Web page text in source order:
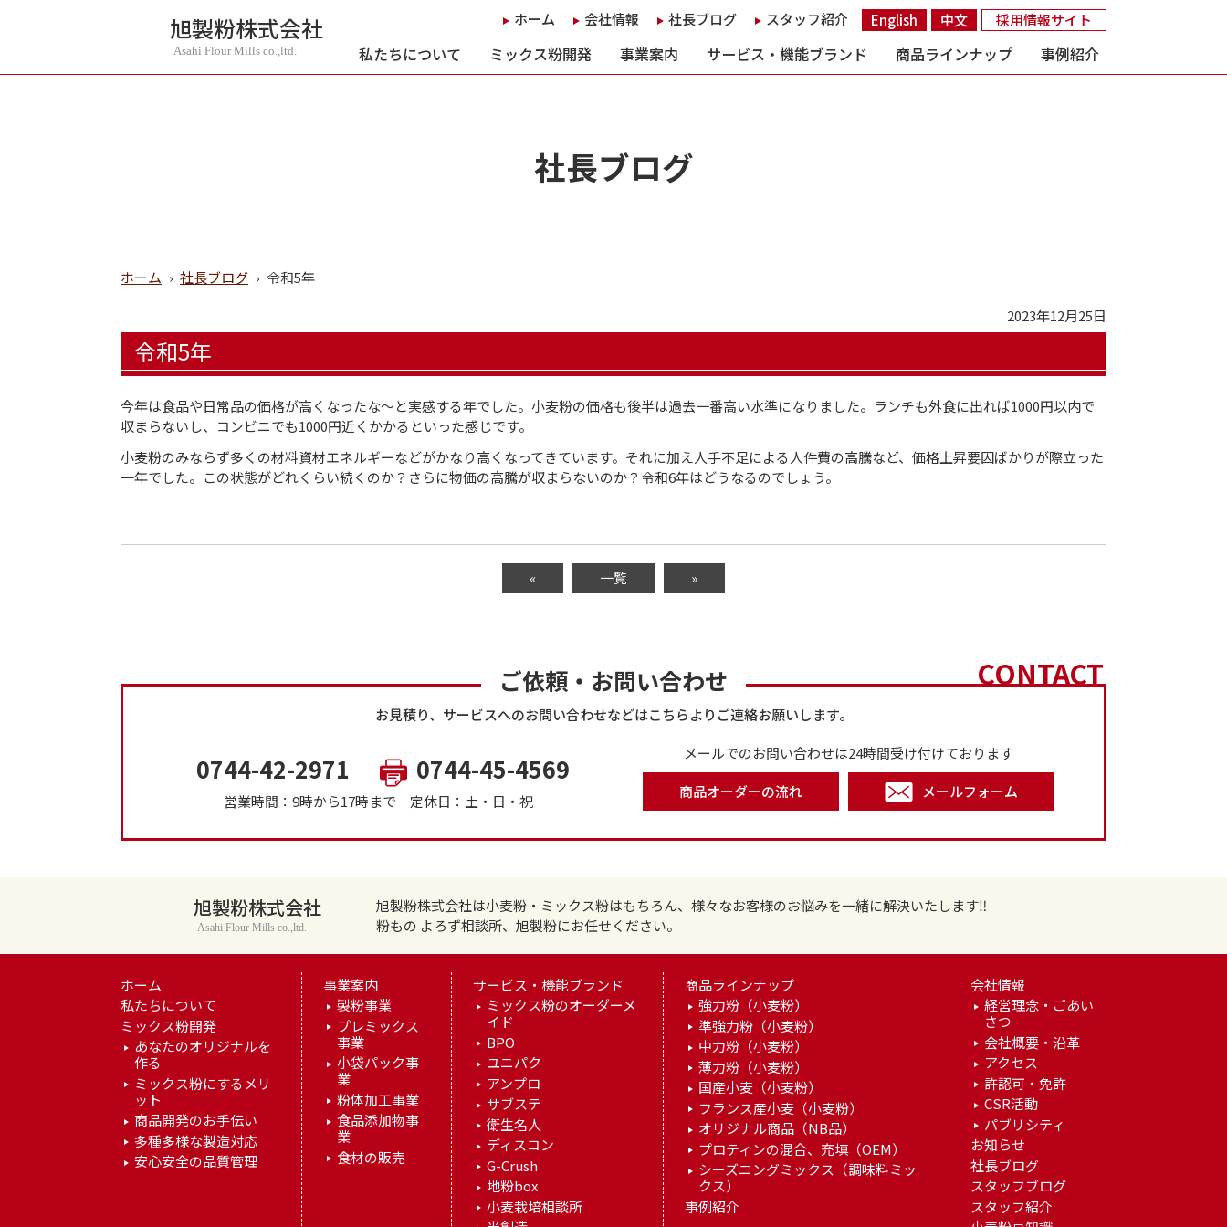
旭製粉株式会社
Asahi Flour Mills co.,ltd.
ホーム 会社情報 社長ブログ スタッフ紹介 English 中文 採用情報サイト
私たちについて ミックス粉開発 事業案内 サービス・機能ブランド 商品ラインナップ 事例紹介
社長ブログ
ホーム › 社長ブログ › 令和5年
2023年12月25日
令和5年
今年は食品や日常品の価格が高くなったな～と実感する年でした。小麦粉の価格も後半は過去一番高い水準になりました。ランチも外食に出れば1000円以内で
収まらないし、コンビニでも1000円近くかかるといった感じです。
小麦粉のみならず多くの材料資材エネルギーなどがかなり高くなってきています。それに加え人手不足による人件費の高騰など、価格上昇要因ばかりが際立った
一年でした。この状態がどれくらい続くのか？さらに物価の高騰が収まらないのか？令和6年はどうなるのでしょう。
« 一覧 »
CONTACT
ご依頼・お問い合わせ
お見積り、サービスへのお問い合わせなどはこちらよりご連絡お願いします。
0744-42-2971 0744-45-4569
営業時間：9時から17時まで 定休日：土・日・祝
メールでのお問い合わせは24時間受け付けております
商品オーダーの流れ
メールフォーム
旭製粉株式会社
Asahi Flour Mills co.,ltd.
旭製粉株式会社は小麦粉・ミックス粉はもちろん、様々なお客様のお悩みを一緒に解決いたします‼
粉もの よろず相談所、旭製粉にお任せください。
ホーム
私たちについて
ミックス粉開発
あなたのオリジナルを
作る
ミックス粉にするメリ
ット
商品開発のお手伝い
多種多様な製造対応
安心安全の品質管理
事業案内
製粉事業
プレミックス
事業
小袋パック事
業
粉体加工事業
食品添加物事
業
食材の販売
サービス・機能ブランド
ミックス粉のオーダーメ
イド
BPO
ユニパク
アンプロ
サブステ
衛生名人
ディスコン
G-Crush
地粉box
小麦栽培相談所
商品ラインナップ
強力粉（小麦粉）
準強力粉（小麦粉）
中力粉（小麦粉）
薄力粉（小麦粉）
国産小麦（小麦粉）
フランス産小麦（小麦粉）
オリジナル商品（NB品）
プロティンの混合、充填（OEM）
シーズニングミックス（調味料ミッ
クス）
事例紹介
会社情報
経営理念・ごあい
さつ
会社概要・沿革
アクセス
許認可・免許
CSR活動
パブリシティ
お知らせ
社長ブログ
スタッフブログ
スタッフ紹介